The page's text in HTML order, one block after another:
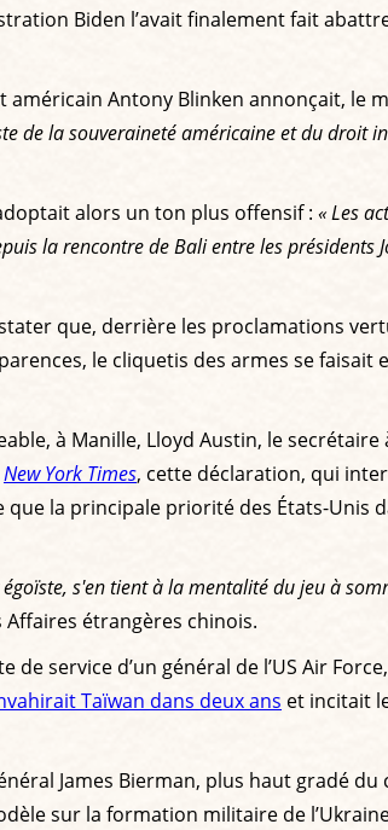
Biden l’avait finalement fait
américain Antony Blinken annonçait, le
de la souveraineté américaine et du droit
alors un ton plus offensif : « Les
la rencontre de Bali entre les présidents
que, derrière les proclamations
le cliquetis des armes se
à Manille, Lloyd Austin, le secrétaire
New York Times, cette déclaration, qui
la principale priorité des États-Unis
s'en tient à la mentalité du jeu à
étrangères chinois.
service d’un général de l’US Air
Taïwan dans deux ans et incitait
James Bierman, plus haut gradé du
sur la formation militaire de